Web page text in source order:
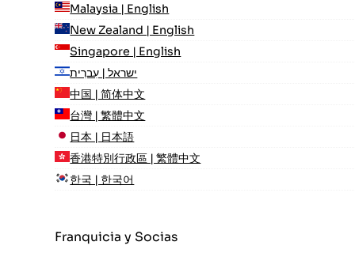
Malaysia | English
New Zealand | English
Singapore | English
ישראל | עִברִית
中国 | 简体中文
台灣 | 繁體中文
日本 | 日本語
香港特別行政區 | 繁體中文
한국 | 한국어
Franquicia y Socias